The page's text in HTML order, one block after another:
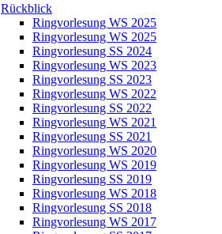
Rückblick
Ringvorlesung WS 2025
Ringvorlesung WS 2025
Ringvorlesung SS 2024
Ringvorlesung WS 2023
Ringvorlesung SS 2023
Ringvorlesung WS 2022
Ringvorlesung SS 2022
Ringvorlesung WS 2021
Ringvorlesung SS 2021
Ringvorlesung WS 2020
Ringvorlesung WS 2019
Ringvorlesung SS 2019
Ringvorlesung WS 2018
Ringvorlesung SS 2018
Ringvorlesung WS 2017